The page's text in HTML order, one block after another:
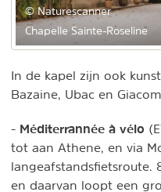
© Naturescanner
Chapelle Sainte-Roseline
In de kapel zijn ook
Bazaine, Ubac en
- Méditerrannée à vélo
tot aan Athene, en via
en daarvan loopt een